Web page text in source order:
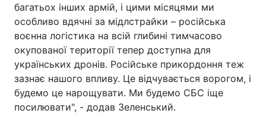
багатьох інших армій, і цими місяцями ми
особливо вдячні за мідлстрайки – російська
воєнна логістика на всій глибині тимчасово
окупованої території тепер доступна для
українських дронів. Російське прикордоння теж
зазнає нашого впливу. Це відчувається ворогом, і
будемо це нарощувати. Ми будемо СБС іще
посилювати", - додав Зеленський.